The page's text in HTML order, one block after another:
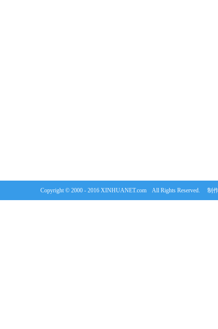
Copyright © 2000 - 2016 XINHUANET.com All Rights Reserved. 制